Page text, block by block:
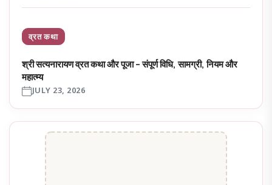
व्रत कथा
श्री सत्यनारायण व्रत कथा और पूजा – संपूर्ण विधि, सामग्री, नियम और
महात्म्य
JULY 23, 2026